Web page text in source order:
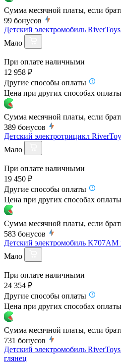
Сумма месячной платы, если
99 бонусов
Детский электромобиль
Мало
При оплате наличными
12 958 ₽
Другие способы оплаты
Цена при других способах оплаты
Сумма месячной платы, если
389 бонусов
Детский электротрицикл
Мало
При оплате наличными
19 450 ₽
Другие способы оплаты
Цена при других способах оплаты
Сумма месячной платы, если
583 бонусов
Детский электромобиль
Мало
При оплате наличными
24 354 ₽
Другие способы оплаты
Цена при других способах оплаты
Сумма месячной платы, если
731 бонусов
Детский электромобиль
глянец